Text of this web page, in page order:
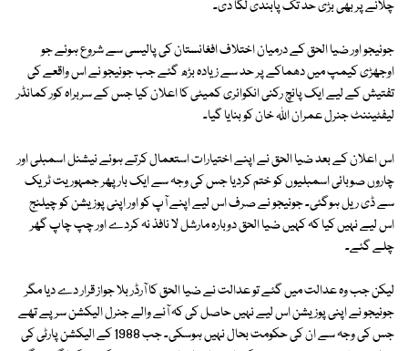
چلانے پر بھی بڑی حد تک پابندی لگا دی۔
جونیجو اور ضیا الحق کے درمیان اختلاف افغانستان کی پالیسی سے شروع ہوئے جو
اوجھڑی کیمپ میں دھماکے پر حد سے زیادہ بڑھ گئے جب جونیجو نے اس واقعے کی
تفتیش کے لیے ایک پانچ رکنی انکوائری کمیٹی کا اعلان کیا جس کے سربراہ کور کمانڈر
لیفٹیننٹ جنرل عمران اللہ خان کو بنایا گیا۔
اس اعلان کے بعد ضیا الحق نے اپنے اختیارات استعمال کرتے ہوئے نیشنل اسمبلی اور
چاروں صوبائی اسمبلیوں کو ختم کردیا جس کی وجہ سے ایک بار پھر جمہوریت ٹریک
سے ڈی ریل ہوگئی۔ جونیجو نے صرف اس لیے اپنے آپ کو اور اپنی پوزیشن کو چیلنج
اس لیے نہیں کیا کہ کہیں ضیا الحق دوبارہ مارشل لا نافذ نہ کردے اور چپ چاپ گھر
چلے گئے۔
لیکن جب وہ عدالت میں گئے تو عدالت نے ضیا الحق کا آرڈر بلا جواز قرار دے دیا مگر
جونیجو نے اپنی پوزیشن اس لیے نہیں حاصل کی کہ آنے والے جنرل الیکشن سر پے تھے
جس کی وجہ سے ان کی حکومت بحال نہیں ہوسکی۔ جب 1988 کے الیکشن پارٹی کی